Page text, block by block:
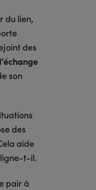
du lien,
des
son
des
aide
t-il.
pair à